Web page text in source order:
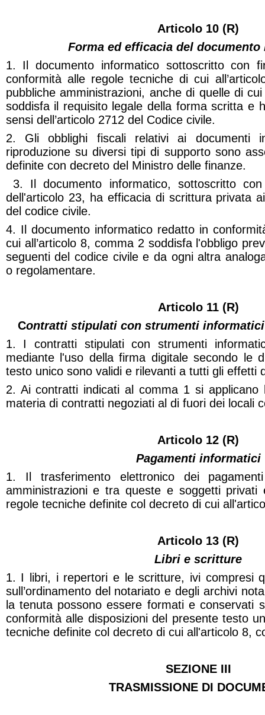
Articolo 10 (R)
Forma ed efficacia del
1. Il documento informatico sottoscritto con
conformità alle regole tecniche di cui
pubbliche amministrazioni, anche di quelle di
soddisfa il requisito legale della forma scritta e
sensi dell’articolo 2712 del Codice civile.
2. Gli obblighi fiscali relativi ai documenti
riproduzione su diversi tipi di supporto sono
definite con decreto del Ministro delle finanze.
3. Il documento informatico, sottoscritto
dell'articolo 23, ha efficacia di scrittura privata
del codice civile.
4. Il documento informatico redatto in
cui all’articolo 8, comma 2 soddisfa l'obbligo
seguenti del codice civile e da ogni altra
o regolamentare.
Articolo 11 (R)
Contratti stipulati con strumenti
1. I contratti stipulati con strumenti
mediante l'uso della firma digitale secondo le
testo unico sono validi e rilevanti a tutti gli effetti
2. Ai contratti indicati al comma 1 si applicano
materia di contratti negoziati al di fuori dei locali
Articolo 12 (R)
Pagamenti informatici
1. Il trasferimento elettronico dei
amministrazioni e tra queste e soggetti privati
regole tecniche definite col decreto di cui
Articolo 13 (R)
Libri e scritture
1. I libri, i repertori e le scritture, ivi compresi
sull’ordinamento del notariato e degli archivi
la tenuta possono essere formati e conservati
conformità alle disposizioni del presente testo
tecniche definite col decreto di cui all'articolo 8,
SEZIONE III
TRASMISSIONE DI